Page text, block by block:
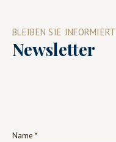
BLEIBEN SIE INFORMIERT
Newsletter